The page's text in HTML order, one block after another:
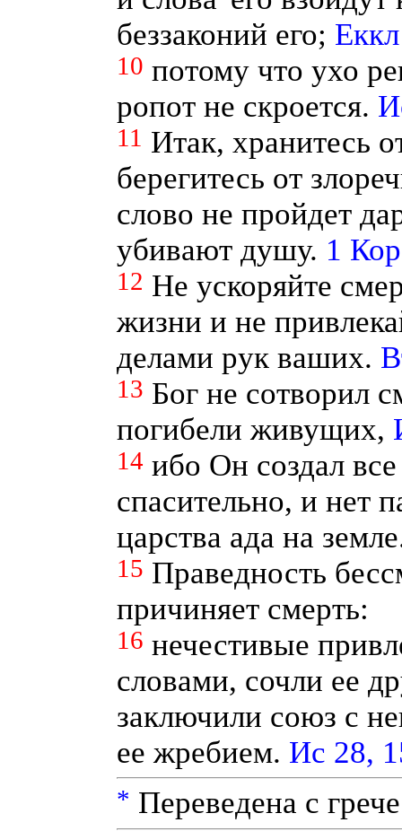
беззаконий его;
10 потому что ухо
ропот не скроется.
11 Итак, хранитесь
берегитесь от
слово не пройдет
убивают душу. 1
12 Не ускоряйте
жизни и не
делами рук ваших.
13 Бог не сотворил
погибели живущих,
14 ибо Он создал
спасительно, и нет
царства ада на
15 Праведность
причиняет смерть:
16 нечестивые
словами, сочли ее
заключили союз с
ее жребием. Ис 28,
* Переведена с